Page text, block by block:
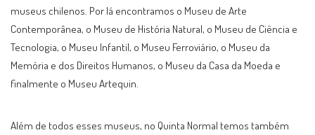
museus chilenos. Por lá encontramos o Museu de Arte
Contemporânea, o Museu de História Natural, o Museu de Ciência e
Tecnologia, o Museu Infantil, o Museu Ferroviário, o Museu da
Memória e dos Direitos Humanos, o Museu da Casa da Moeda e
finalmente o Museu Artequin.
Além de todos esses museus, no Quinta Normal temos também